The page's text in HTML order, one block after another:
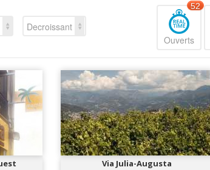
Decroissant
Ouverts
52
Via Julia-Augusta